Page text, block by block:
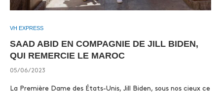
VH EXPRESS
SAAD ABID EN COMPAGNIE DE JILL BIDEN,
QUI REMERCIE LE MAROC
05/06/2023
La Première Dame des États-Unis, Jill Biden, sous nos cieux ce